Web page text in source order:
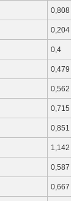
0,808
0,204
0,4
0,479
0,562
0,715
0,851
1,142
0,587
0,667